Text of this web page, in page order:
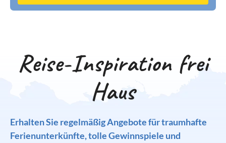
Reise-Inspiration frei
Haus
Erhalten Sie regelmäßig Angebote für traumhafte
Ferienunterkünfte, tolle Gewinnspiele und